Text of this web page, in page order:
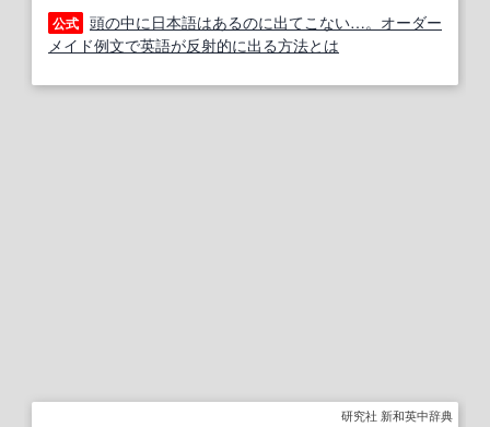
公式 頭の中に日本語はあるのに出てこない…。オーダー
メイド例文で英語が反射的に出る方法とは
研究社 新和英中辞典